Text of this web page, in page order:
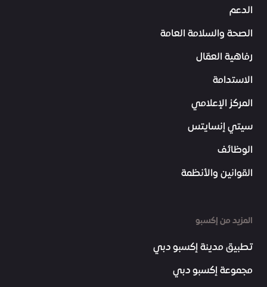
الدعم
الصحة والسلامة العامة
رفاهية العمّال
الاستدامة
المركز الإعلامي
سيتي إنسايتس
الوظائف
القوانين والأنظمة
المزيد من إكسبو
تطبيق مدينة إكسبو دبي
مجموعة إكسبو دبي